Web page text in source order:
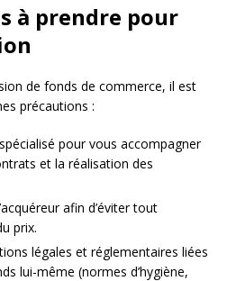
à prendre pour
de fonds de commerce, il est
précautions :
pour vous accompagner
et la réalisation des
afin d’éviter tout
prix.
légales et réglementaires liées
lui-même (normes d’hygiène,